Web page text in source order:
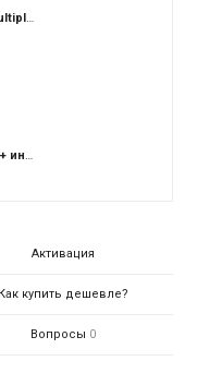
Активация
Как купить дешевле?
Вопросы 0